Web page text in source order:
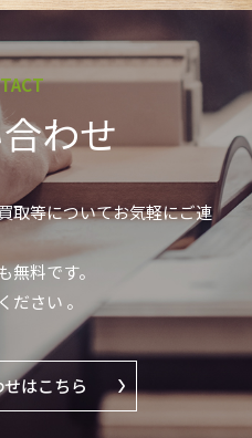
わせ
取等についてお気軽にご連
無料です。
さい 。
はこちら